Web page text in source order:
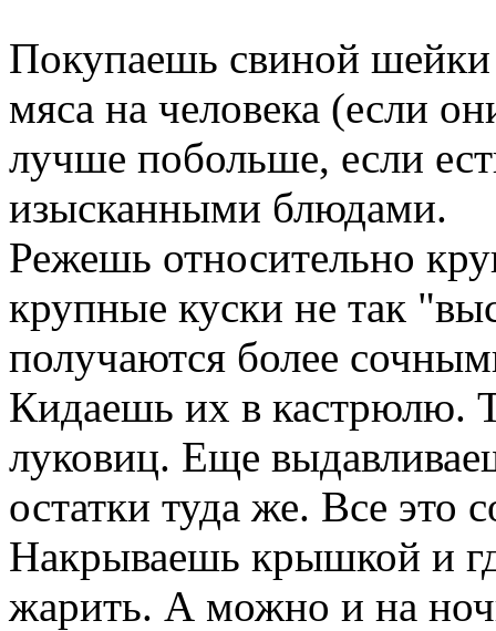
Покупаешь свиной
мяса на человека (если
лучше побольше, если
изысканными блюдами.
Режешь относительно
крупные куски не так
получаются более
Кидаешь их в кастрюлю.
луковиц. Еще
остатки туда же. Все это
Накрываешь крышкой и
жарить. А можно и на